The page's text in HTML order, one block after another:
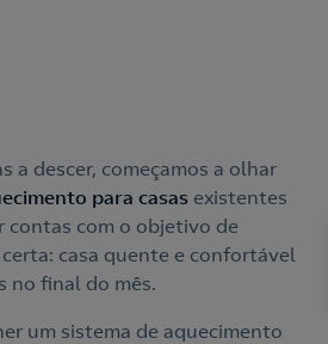
a descer, começamos a olhar
para casas existentes
contas com o objetivo de
casa quente e confortável
no final do mês.
um sistema de aquecimento